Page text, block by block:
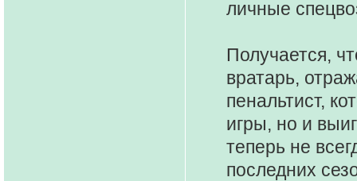
личные
Получается,
вратарь,
пенальтист,
игры, но и
теперь не
последних